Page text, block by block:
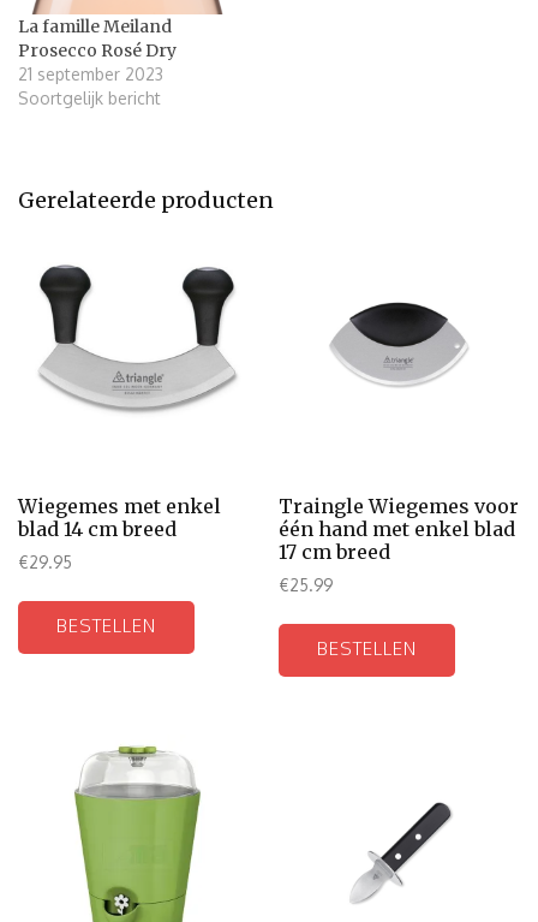
La famille Meiland
Prosecco Rosé Dry
21 september 2023
Soortgelijk bericht
Gerelateerde producten
Wiegemes met enkel
blad 14 cm breed
€29.95
BESTELLEN
Traingle Wiegemes voor
één hand met enkel blad
17 cm breed
€25.99
BESTELLEN